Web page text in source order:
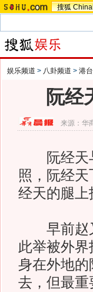
搜狐
娱乐频道 > 八卦频道 > 港
阮经
来源： 华
阮经天与
照，阮经
经天的腿上
早前赵又
此举被外
身在外地的
去，但最重